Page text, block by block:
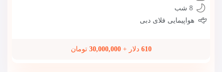
8 شب
هواپیمایی فلای دبی
610 دلار +30,000,000 تومان